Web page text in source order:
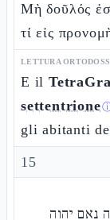
Μὴ δοῦλός
τί εἰς
LETTURA
E il
settentrione
gli abitanti
15
נאם יהוה